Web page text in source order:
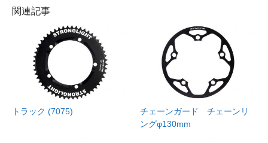
関連記事
トラック (7075)
チェーンガード チェーンリ
ングφ130mm